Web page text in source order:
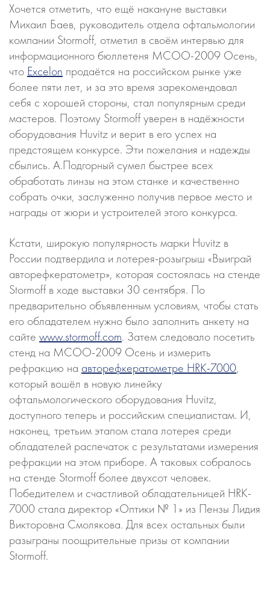
Хочется отметить, что ещё накануне выставки
Михаил Баев, руководитель отдела офтальмологии
компании Stormoff, отметил в своём интервью для
информационного бюллетеня МСОО-2009 Осень,
что Excelon продаётся на российском рынке уже
более пяти лет, и за это время зарекомендовал
себя с хорошей стороны, стал популярным среди
мастеров. Поэтому Stormoff уверен в надёжности
оборудования Huvitz и верит в его успех на
предстоящем конкурсе. Эти пожелания и надежды
сбылись. А.Подгорный сумел быстрее всех
обработать линзы на этом станке и качественно
собрать очки, заслуженно получив первое место и
награды от жюри и устроителей этого конкурса.
Кстати, широкую популярность марки Huvitz в
России подтвердила и лотерея-розыгрыш «Выиграй
авторефкератометр», которая состоялась на стенде
Stormoff в ходе выставки 30 сентября. По
предварительно объявленным условиям, чтобы стать
его обладателем нужно было заполнить анкету на
сайте www.stormoff.com. Затем следовало посетить
стенд на МСОО-2009 Осень и измерить
рефракцию на авторефкератометре HRK-7000,
который вошёл в новую линейку
офтальмологического оборудования Huvitz,
доступного теперь и российским специалистам. И,
наконец, третьим этапом стала лотерея среди
обладателей распечаток с результатами измерения
рефракции на этом приборе. А таковых собралось
на стенде Stormoff более двухсот человек.
Победителем и счастливой обладательницей HRK-
7000 стала директор «Оптики № 1» из Пензы Лидия
Викторовна Смолякова. Для всех остальных были
разыграны поощрительные призы от компании
Stormoff.